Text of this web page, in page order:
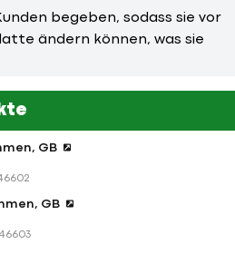
begeben, sodass sie vor
ändern können, was sie
GB
3446602
GB
3446603